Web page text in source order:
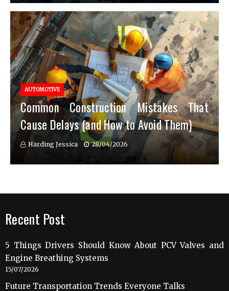
AUTOMOTIVE
Common Construction Mistakes That
Cause Delays (and How to Avoid Them)
Harding Jessica 28/04/2026
Recent Post
5 Things Drivers Should Know About PCV Valves and
Engine Breathing Systems
15/07/2026
Future Transportation Trends Everyone Talks